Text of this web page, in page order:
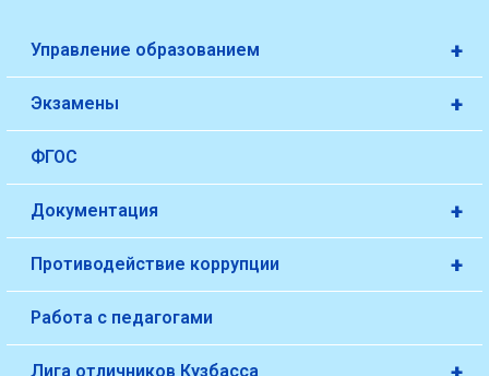
+
Управление образованием
+
Экзамены
ФГОС
+
Документация
+
Противодействие коррупции
Работа с педагогами
Лига отличников Кузбасса